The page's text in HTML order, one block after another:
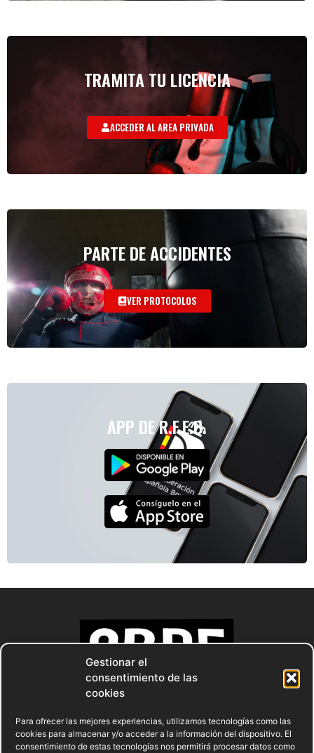
Gestionar el
consentimiento de las
cookies
Para ofrecer las mejores experiencias, utilizamos tecnologías como las
cookies para almacenar y/o acceder a la información del dispositivo. El
consentimiento de estas tecnologías nos permitirá procesar datos como
TRAMITA TU LICENCIA
ACCEDER AL AREA PRIVADA
PARTE DE ACCIDENTES
VER PROTOCOLOS
APP DE R.F.E.B.